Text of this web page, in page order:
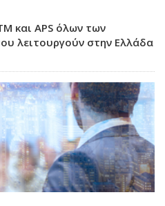
και APS όλων των
λειτουργούν στην Ελλάδα